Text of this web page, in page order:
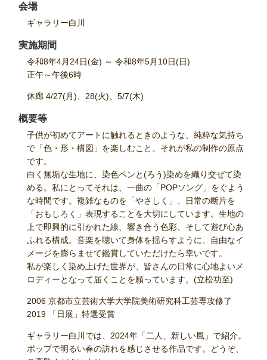
会場
ギャラリー白川
実施期間
令和8年4月24日(金) ～ 令和8年5月10日(日)
正午～午後6時
休廊 4/27(月)、28(火)、5/7(木)
概要等
子供が初めてアートに触れるときのような、純粋な気持ち
で「色・形・構図」を楽しむこと。それが私の制作の原点
です。
白く無垢な生地に、染色ペンと(ろう)染めを織り交ぜて染
める。私にとってそれは、一曲の「POPソング」をぐよう
な時間です。複雑なものを「やさしく」、日常の断片を
「おもしろく」表現することを大切にしています。生地の
上で即興的に引かれた線、響き合う色彩、そして遊び心あ
ふれる構成。音楽を聴いて身体を揺らすように、自由なイ
メージを膨らませて鑑賞していただけたら幸いです。
私が楽しく染め上げた世界が、皆さんの日常に心地よいメ
ロディーとなって届くことを願っています。(立松功至)
2006 京都市立芸術大学大学院美術研究科工芸専攻修了
2019 「日展」特選受賞
ギャラリー白川では、2024年「二人、新しい風」で紹介。
ポップで明るい春の訪れを感じさせる作品です。どうぞ、